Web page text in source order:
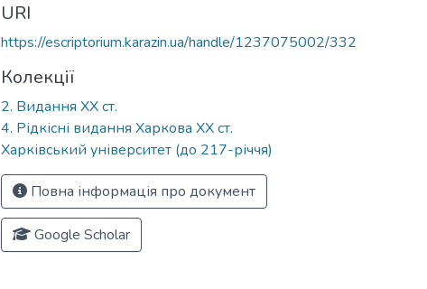
URI
https://escriptorium.karazin.ua/handle/1237075002/332
Колекції
2. Видання ХХ ст.
4. Рідкісні видання Харкова ХХ ст.
Харківський університет (до 217-річчя)
Повна інформація про документ
Google Scholar